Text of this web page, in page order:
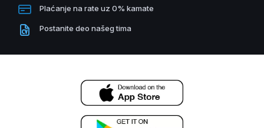
Plaćanje na rate uz 0% kamate
Postanite deo našeg tima